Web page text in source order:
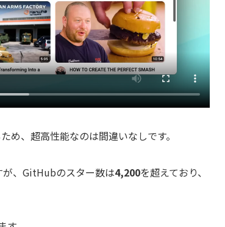
め、超高性能なのは間違いなしです。
、GitHubのスター数は4,200を超えており、